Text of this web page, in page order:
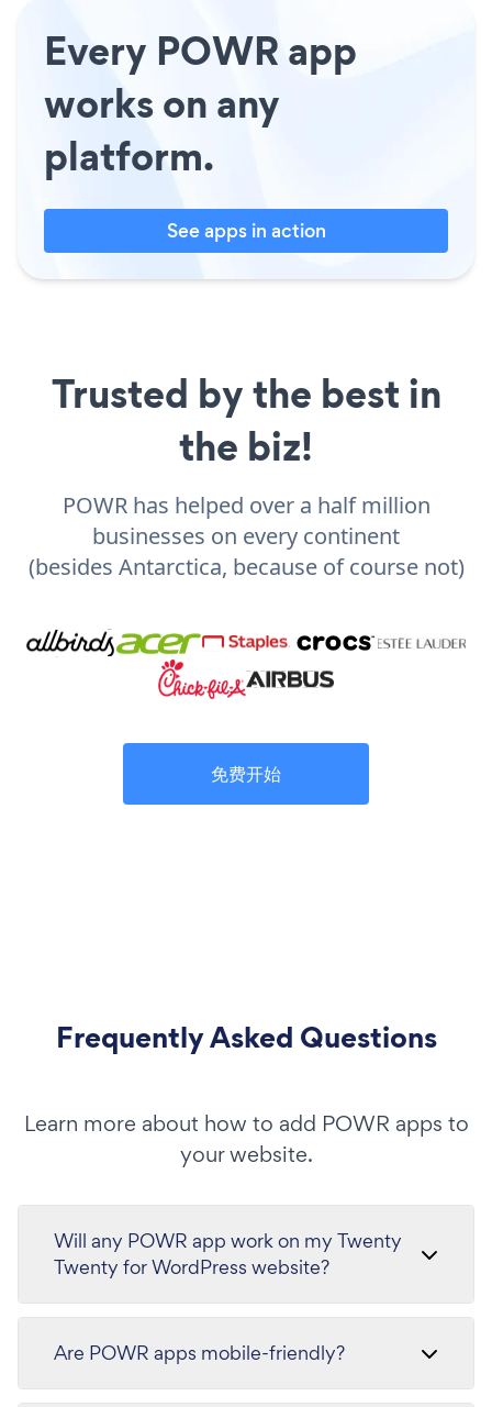
Every POWR app
works on any
platform.
See apps in action
Trusted by the best in
the biz!
POWR has helped over a half million
businesses on every continent
(besides Antarctica, because of course not)
免费开始
Frequently Asked Questions
Learn more about how to add POWR apps to
your website.
Will any POWR app work on my Twenty
Twenty for WordPress website?
Are POWR apps mobile-friendly?